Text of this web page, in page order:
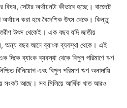
সেটার অর্থায়নটা কীভাবে হচ্ছে। বাজেটে
অর্থায়ন করা হবে বৈদেশিক উৎস থেকে। কিন্তু
উৎস থেকেই। এক বছর যদি জাতীয়
অন্য বছর আনে ব্যাংক ব্যবস্থা থেকে। এই
দিকে ব্যাংক ব্যবস্থা থেকে বিপুল পরিমাণে ঋণ
বিনিয়োগ এবং বিপুল পরিমাণ ঋণ অনাদায়ি
সংকট আছে। সব মিলিয়ে আর্থিক খাত আরও